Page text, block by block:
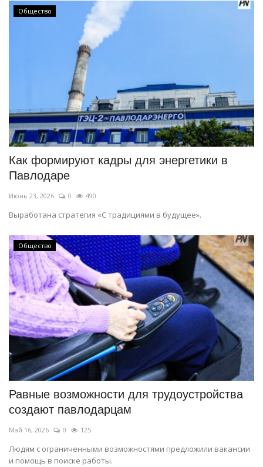
Общество
Как формируют кадры для энергетики в
Павлодаре
Июнь 23, 2026 0 490
Выработана стратегия «С традициями в будущее».
Общество
Равные возможности для трудоустройства
создают павлодарцам
Май 16, 2026 0 125
Людям с ограниченными возможностями предложили вакансии
и помощь в поиске работы.